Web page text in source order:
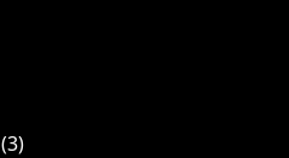
(3)